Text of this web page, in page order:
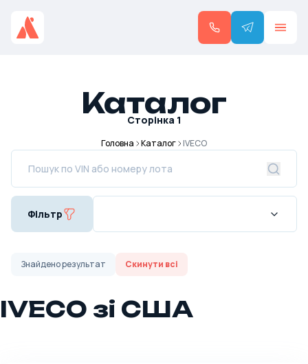
Каталог
Сторінка 1
Головна Каталог IVECO
Фільтр
Знайденорезультат Скинути всі
IVECO зі США